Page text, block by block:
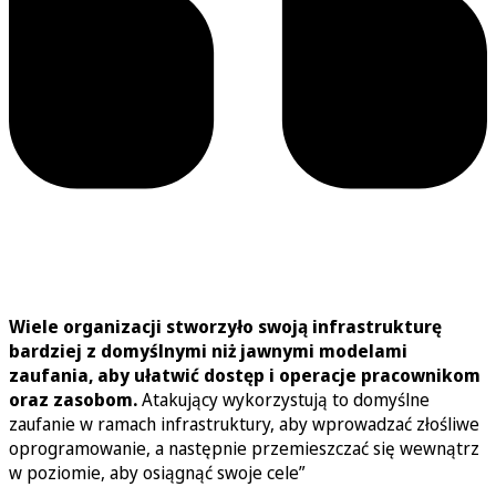
Wiele organizacji stworzyło swoją infrastrukturę
bardziej z domyślnymi niż jawnymi modelami
zaufania, aby ułatwić dostęp i operacje pracownikom
oraz zasobom.Atakujący wykorzystują to domyślne
zaufanie w ramach infrastruktury, aby wprowadzać złośliwe
oprogramowanie, a następnie przemieszczać się wewnątrz
w poziomie, aby osiągnąć swoje cele”